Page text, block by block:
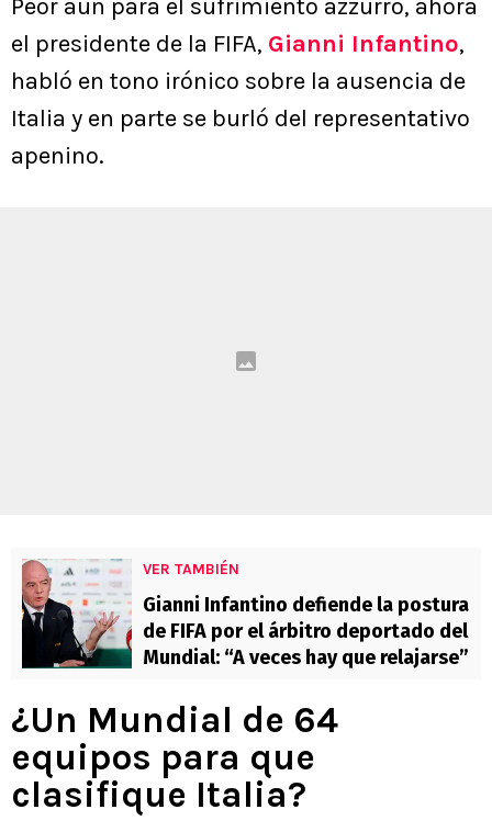
Peor aún para el sufrimiento azzurro, ahora
el presidente de la FIFA, Gianni Infantino,
habló en tono irónico sobre la ausencia de
Italia y en parte se burló del representativo
apenino.
VER TAMBIÉN
Gianni Infantino defiende la postura
de FIFA por el árbitro deportado del
Mundial: “A veces hay que relajarse”
¿Un Mundial de 64
equipos para que
clasifique Italia?